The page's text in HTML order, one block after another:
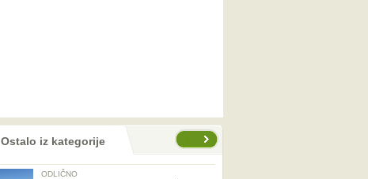
Ostalo iz kategorije
ODLIČNO